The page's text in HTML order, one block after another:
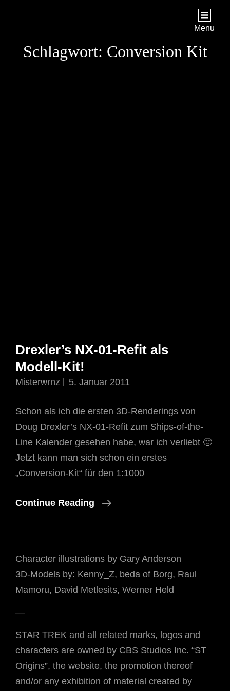
Menu
Schlagwort: Conversion Kit
Drexler’s NX-01-Refit als
Modell-Kit!
Misterwrnz 5. Januar 2011
Schon als ich die ersten 3D-Renderings von
Doug Drexler’s NX-01-Refit zum Ships-of-the-
Line Kalender gesehen habe, war ich verliebt 🙂
Jetzt kann man sich schon ein erstes
„Conversion-Kit“ für den 1:1000
Continue Reading
Drexler’s
Als
Modell-
Kit!
Character illustrations by Gary Anderson
3D-Models by: Kenny_Z, beda of Borg, Raul
Mamoru, David Metlesits, Werner Held
—
STAR TREK and all related marks, logos and
characters are owned by CBS Studios Inc. “ST
Origins”, the website, the promotion thereof
and/or any exhibition of material created by